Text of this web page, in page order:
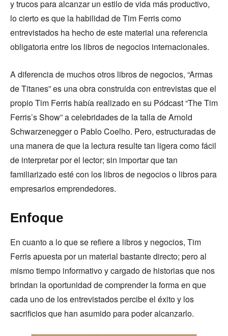
y trucos para alcanzar un estilo de vida más productivo,
lo cierto es que la habilidad de Tim Ferris como
entrevistados ha hecho de este material una referencia
obligatoria entre los libros de negocios internacionales.
A diferencia de muchos otros libros de negocios, “Armas
de Titanes” es una obra construida con entrevistas que el
propio Tim Ferris había realizado en su Pódcast “The Tim
Ferris’s Show” a celebridades de la talla de Arnold
Schwarzenegger o Pablo Coelho. Pero, estructuradas de
una manera de que la lectura resulte tan ligera como fácil
de interpretar por el lector; sin importar que tan
familiarizado esté con los libros de negocios o libros para
empresarios emprendedores.
Enfoque
En cuanto a lo que se refiere a libros y negocios, Tim
Ferris apuesta por un material bastante directo; pero al
mismo tiempo informativo y cargado de historias que nos
brindan la oportunidad de comprender la forma en que
cada uno de los entrevistados percibe el éxito y los
sacrificios que han asumido para poder alcanzarlo.